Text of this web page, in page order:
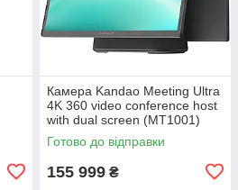
Камера Kandao Meeting Ultra
4K 360 video conference host
with dual screen (MT1001)
Готово до відправки
155 999 ₴